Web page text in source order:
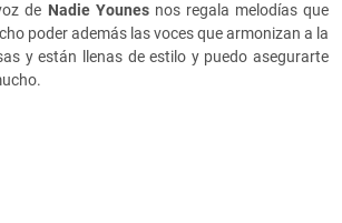
de Nadie Younesnos regala melodías que
poder además las voces que armonizan a la
y están llenas de estilo y puedo asegurarte